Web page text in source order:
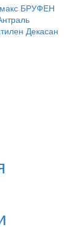
БРУФЕН
Декасан